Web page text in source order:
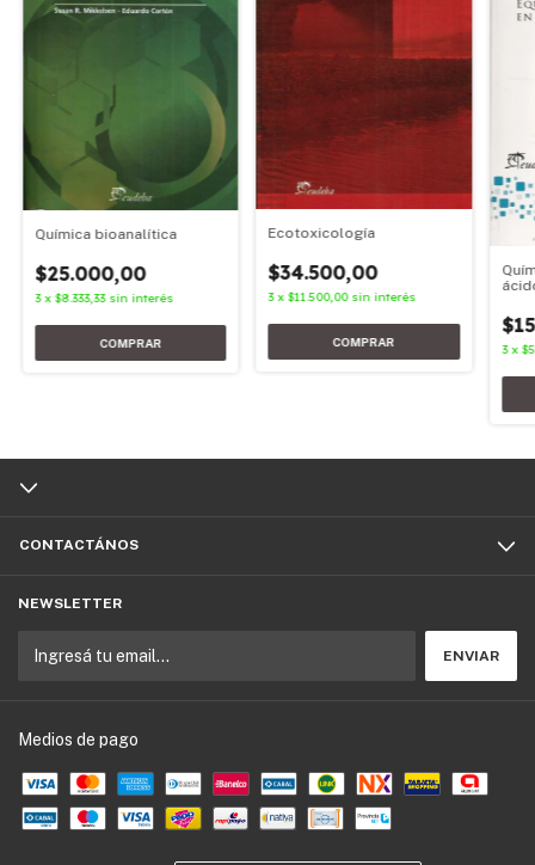
Química bioanalítica
$25.000,00
3 x $8.333,33 sin interés
Ecotoxicología
$34.500,00
3 x$11.500,00 sin interés
3 x
CONTACTÁNOS
NEWSLETTER
Medios de pago